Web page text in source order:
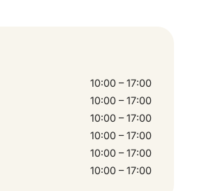
10:00 – 17:00
10:00 – 17:00
10:00 – 17:00
10:00 – 17:00
10:00 – 17:00
10:00 – 17:00